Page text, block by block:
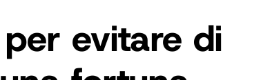
evitare di